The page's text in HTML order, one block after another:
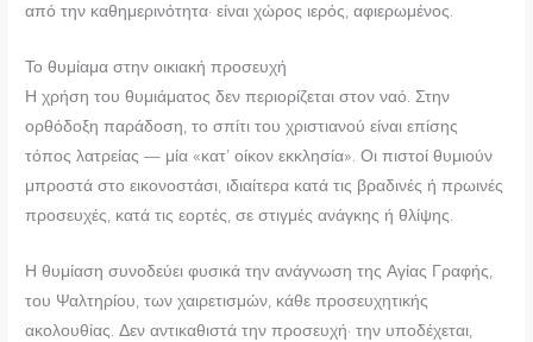
από την καθημερινότητα· είναι χώρος ιερός, αφιερωμένος.
Το θυμίαμα στην οικιακή προσευχή
Η χρήση του θυμιάματος δεν περιορίζεται στον ναό. Στην
ορθόδοξη παράδοση, το σπίτι του χριστιανού είναι επίσης
τόπος λατρείας — μία «κατ’ οίκον εκκλησία». Οι πιστοί θυμιούν
μπροστά στο εικονοστάσι, ιδιαίτερα κατά τις βραδινές ή πρωινές
προσευχές, κατά τις εορτές, σε στιγμές ανάγκης ή θλίψης.
Η θυμίαση συνοδεύει φυσικά την ανάγνωση της Αγίας Γραφής,
του Ψαλτηρίου, των χαιρετισμών, κάθε προσευχητικής
ακολουθίας. Δεν αντικαθιστά την προσευχή· την υποδέχεται,